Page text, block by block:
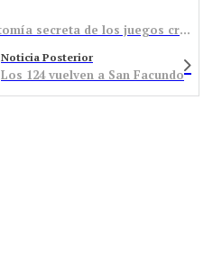
Explosión controlada: anatomía secreta de los juegos crash en 1win Bolivia
Noticia Posterior
Los 124 vuelven a San Facundo